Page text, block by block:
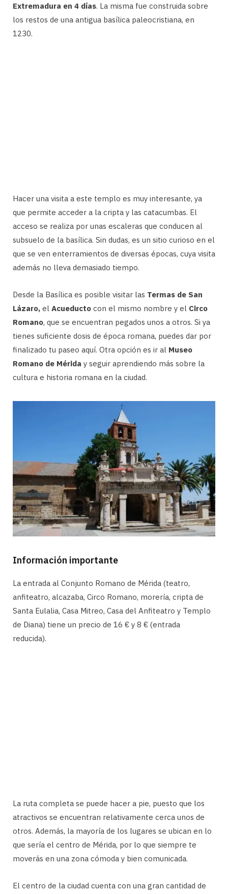
Extremadura en 4 días. La misma fue construida sobre
los restos de una antigua basílica paleocristiana, en
1230.
Hacer una visita a este templo es muy interesante, ya
que permite acceder a la cripta y las catacumbas. El
acceso se realiza por unas escaleras que conducen al
subsuelo de la basílica. Sin dudas, es un sitio curioso en el
que se ven enterramientos de diversas épocas, cuya visita
además no lleva demasiado tiempo.
Desde la Basílica es posible visitar las Termas de San
Lázaro, el Acueducto con el mismo nombre y el Circo
Romano, que se encuentran pegados unos a otros. Si ya
tienes suficiente dosis de época romana, puedes dar por
finalizado tu paseo aquí. Otra opción es ir al Museo
Romano de Mérida y seguir aprendiendo más sobre la
cultura e historia romana en la ciudad.
Información importante
La entrada al Conjunto Romano de Mérida (teatro,
anfiteatro, alcazaba, Circo Romano, morería, cripta de
Santa Eulalia, Casa Mitreo, Casa del Anfiteatro y Templo
de Diana) tiene un precio de 16 € y 8 € (entrada
reducida).
La ruta completa se puede hacer a pie, puesto que los
atractivos se encuentran relativamente cerca unos de
otros. Además, la mayoría de los lugares se ubican en lo
que sería el centro de Mérida, por lo que siempre te
moverás en una zona cómoda y bien comunicada.
El centro de la ciudad cuenta con una gran cantidad de